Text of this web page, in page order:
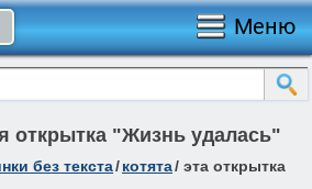
Меню
открытка "Жизнь удалась"
без текста/котята/ эта открытка